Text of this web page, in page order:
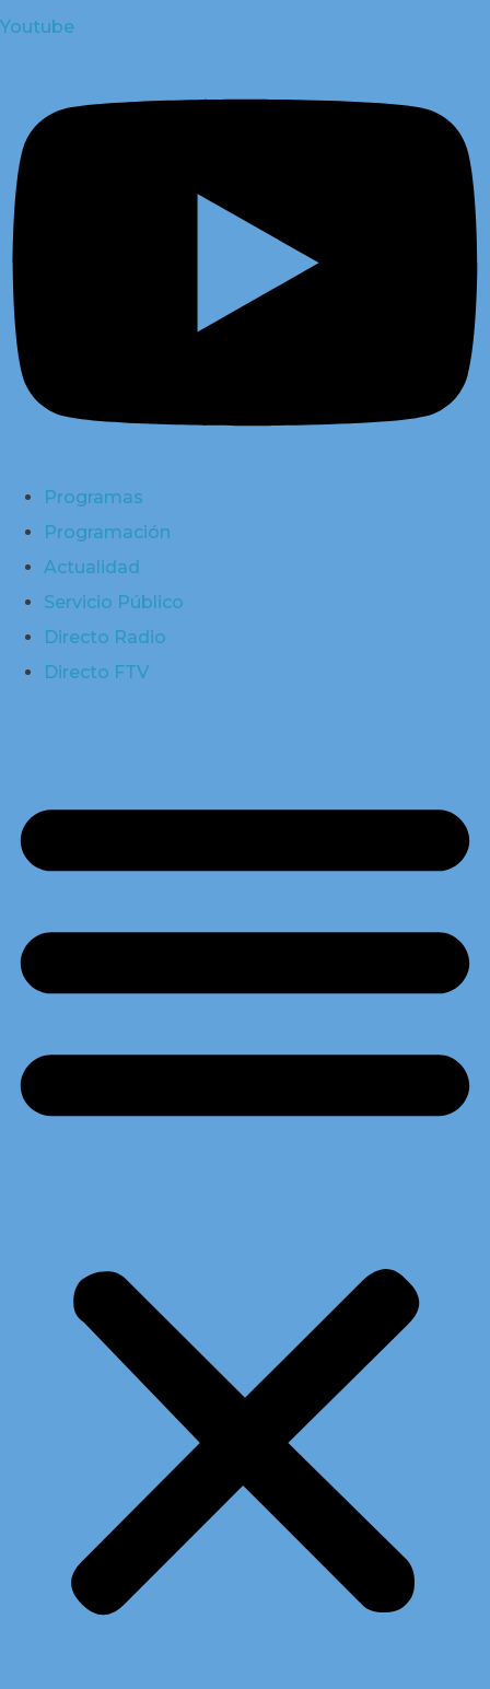
Youtube
Programas
Programación
Actualidad
Servicio Público
Directo Radio
Directo FTV